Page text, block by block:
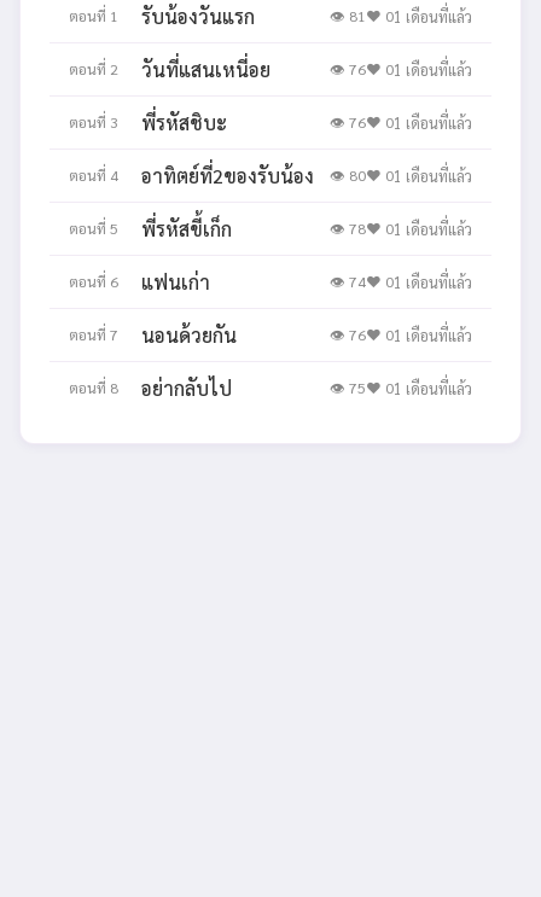
ตอนที่ 1 รับน้องวันแรก 👁 81 ❤️ 01 เดือนที่แล้ว
ตอนที่ 2 วันที่แสนเหนี่อย 👁 76❤️ 01 เดือนที่แล้ว
ตอนที่ 3 พี่รหัสชิบะ 👁 76❤️ 01 เดือนที่แล้ว
ตอนที่ 4 อาทิตย์ที่2ของรับน้อง 👁 80❤️ 01 เดือนที่แล้ว
ตอนที่ 5 พี่รหัสขี้เก็ก 👁 78❤️ 01 เดือนที่แล้ว
ตอนที่ 6 แฟนเก่า 👁 74❤️ 01 เดือนที่แล้ว
ตอนที่ 7 นอนด้วยกัน 👁 76❤️ 01 เดือนที่แล้ว
ตอนที่ 8 อย่ากลับไป 👁 75❤️ 01 เดือนที่แล้ว